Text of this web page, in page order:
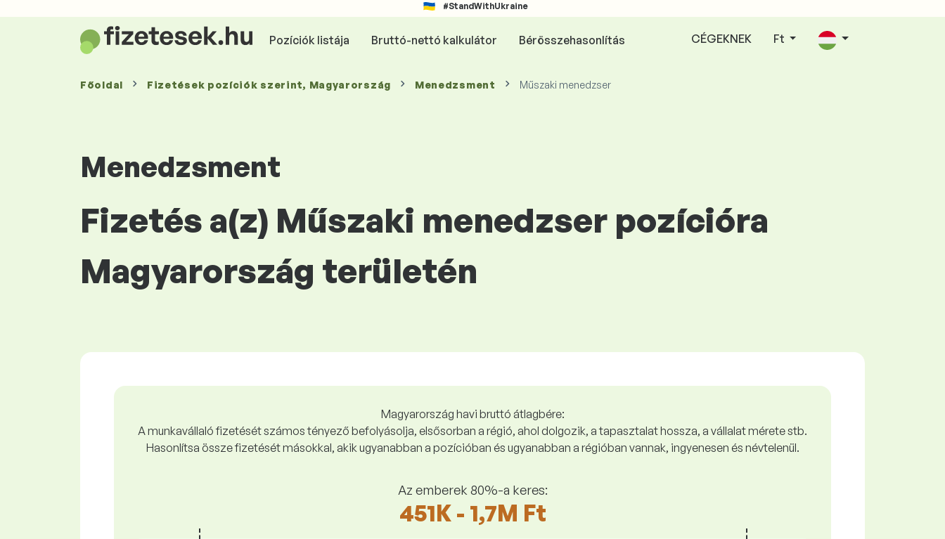
#StandWithUkraine
Pozíciók listája Bruttó-nettó kalkulátor Bérösszehasonlítás CÉGEKNEK Ft
Főoldal Fizetések pozíciók szerint, Magyarország Menedzsment Műszaki menedzser
Menedzsment
Fizetés a(z) Műszaki menedzser pozícióra
Magyarország területén
Magyarország havi bruttó átlagbére:
A munkavállaló fizetését számos tényező befolyásolja, elsősorban a régió, ahol dolgozik, a tapasztalat hossza, a vállalat mérete stb.
Hasonlítsa össze fizetését másokkal, akik ugyanabban a pozícióban és ugyanabban a régióban vannak, ingyenesen és névtelenül.
Az emberek 80%-a keres:
451K - 1,7M Ft